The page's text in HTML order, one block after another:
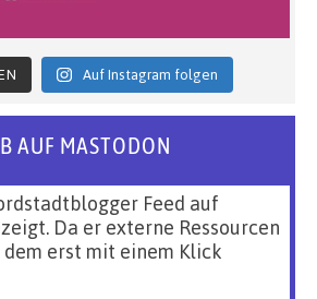
Auf Instagram folgen
AUF MASTODON
Feed auf
Da er externe Ressourcen
erst mit einem Klick